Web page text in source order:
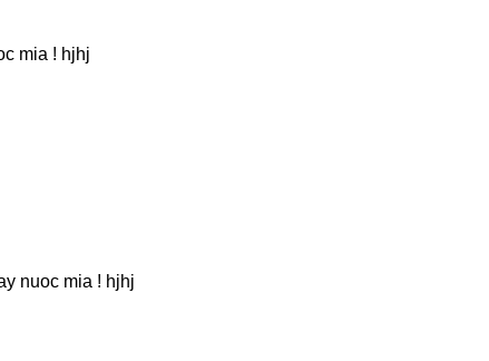
mia ! hjhj
nuoc mia ! hjhj